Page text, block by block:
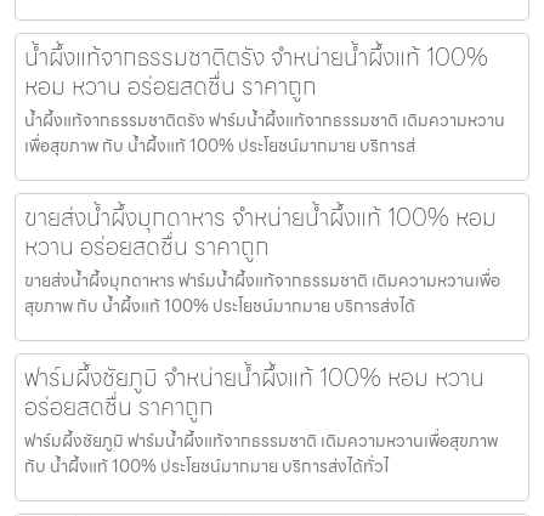
น้ำผึ้งแท้จากธรรมชาติตรัง จำหน่ายน้ำผึ้งแท้ 100%
หอม หวาน อร่อยสดชื่น ราคาถูก
น้ำผึ้งแท้จากธรรมชาติตรัง ฟาร์มน้ำผึ้งแท้จากธรรมชาติ เติมความหวาน
เพื่อสุขภาพ กับ น้ำผึ้งแท้ 100% ประโยชน์มากมาย บริการส่
ขายส่งน้ำผึ้งมุกดาหาร จำหน่ายน้ำผึ้งแท้ 100% หอม
หวาน อร่อยสดชื่น ราคาถูก
ขายส่งน้ำผึ้งมุกดาหาร ฟาร์มน้ำผึ้งแท้จากธรรมชาติ เติมความหวานเพื่อ
สุขภาพ กับ น้ำผึ้งแท้ 100% ประโยชน์มากมาย บริการส่งได้
ฟาร์มผึ้งชัยภูมิ จำหน่ายน้ำผึ้งแท้ 100% หอม หวาน
อร่อยสดชื่น ราคาถูก
ฟาร์มผึ้งชัยภูมิ ฟาร์มน้ำผึ้งแท้จากธรรมชาติ เติมความหวานเพื่อสุขภาพ
กับ น้ำผึ้งแท้ 100% ประโยชน์มากมาย บริการส่งได้ทั่วไ